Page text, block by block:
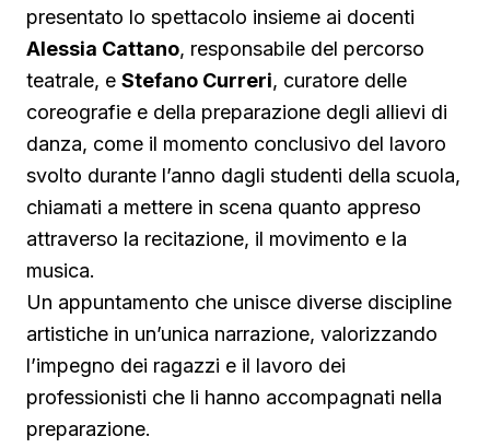
presentato lo spettacolo insieme ai docenti
Alessia Cattano, responsabile del percorso
teatrale, e Stefano Curreri, curatore delle
coreografie e della preparazione degli allievi di
danza, come il momento conclusivo del lavoro
svolto durante l’anno dagli studenti della scuola,
chiamati a mettere in scena quanto appreso
attraverso la recitazione, il movimento e la
musica.
Un appuntamento che unisce diverse discipline
artistiche in un’unica narrazione, valorizzando
l’impegno dei ragazzi e il lavoro dei
professionisti che li hanno accompagnati nella
preparazione.